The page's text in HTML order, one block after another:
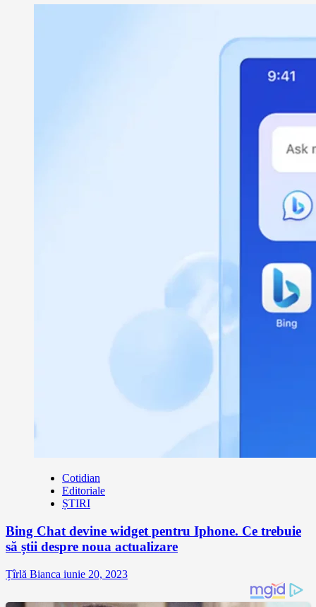
Cotidian
Editoriale
ȘTIRI
Bing Chat devine widget pentru Iphone. Ce trebuie
să știi despre noua actualizare
Țîrlă Bianca iunie 20, 2023